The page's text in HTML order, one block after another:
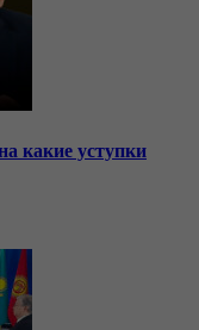
какие уступки